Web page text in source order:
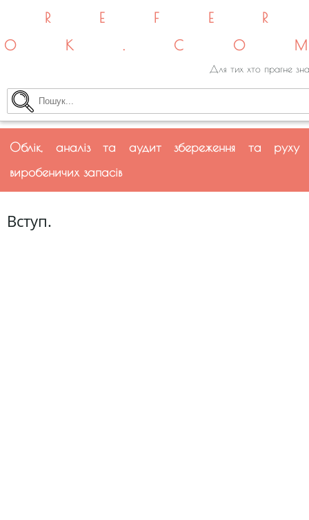
Для тих хто прагне
Облік, аналіз та аудит збереження та руху
виробеничих запасів
Вступ.